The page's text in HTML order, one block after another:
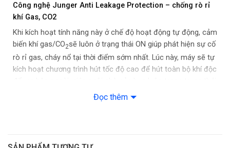
Thương hiệu: Đức
Nơi sản xuất: Thái Lan
Năm ra mắt: 2025
Kích thước – Khối lượng: Ngang 69.5 cm – Cao 54.6 cm – Sâu
Công nghệ Junger Anti Leakage Protection – chống rò rỉ
khí Gas, CO2
Khi kích hoạt tính năng này ở chế độ hoạt động tự động, cảm
biến khí gas/CO2sẽ luôn ở trạng thái ON giúp phát hiện sự cố
rò rỉ gas, cháy nổ tại thời điểm sớm nhất. Lúc này, máy sẽ tự
kích hoạt chương trình hút tốc độ cao để hút toàn bộ khí độc
Đọc thêm